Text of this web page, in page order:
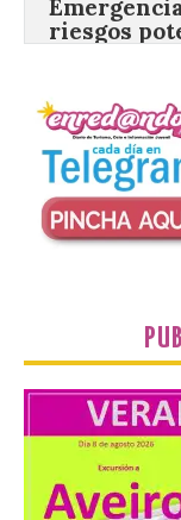
10 Ago 2026
que movilizará
personas
comunidades
El
Segovia
para un
concierto
motivo del
10 Ago 2026